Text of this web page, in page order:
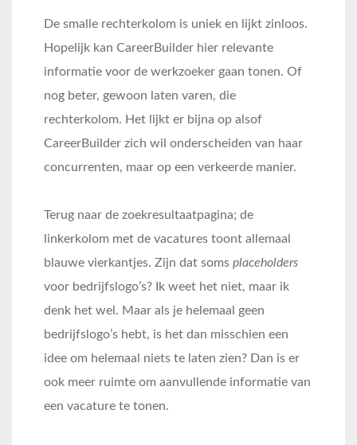
De smalle rechterkolom is uniek en lijkt zinloos.
Hopelijk kan CareerBuilder hier relevante
informatie voor de werkzoeker gaan tonen. Of
nog beter, gewoon laten varen, die
rechterkolom. Het lijkt er bijna op alsof
CareerBuilder zich wil onderscheiden van haar
concurrenten, maar op een verkeerde manier.
Terug naar de zoekresultaatpagina; de
linkerkolom met de vacatures toont allemaal
blauwe vierkantjes. Zijn dat soms placeholders
voor bedrijfslogo’s? Ik weet het niet, maar ik
denk het wel. Maar als je helemaal geen
bedrijfslogo’s hebt, is het dan misschien een
idee om helemaal niets te laten zien? Dan is er
ook meer ruimte om aanvullende informatie van
een vacature te tonen.